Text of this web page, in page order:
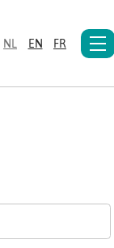
NL EN FR